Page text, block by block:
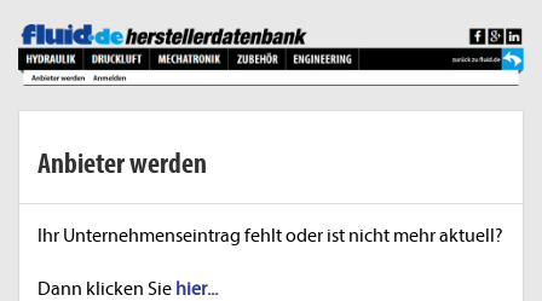
Anbieter werden
Ihr Unternehmenseintrag fehlt oder ist nicht mehr aktuell?
Dann klicken Sie hier...